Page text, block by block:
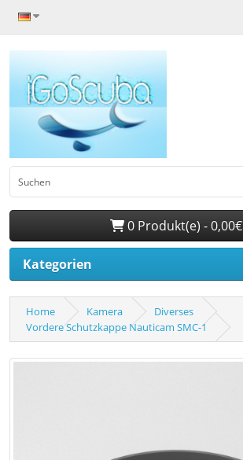
0 Produkt(e) - 0,00€
Kategorien
Home Kamera
Diverses
Vordere Schutzkappe Nauticam SMC-1